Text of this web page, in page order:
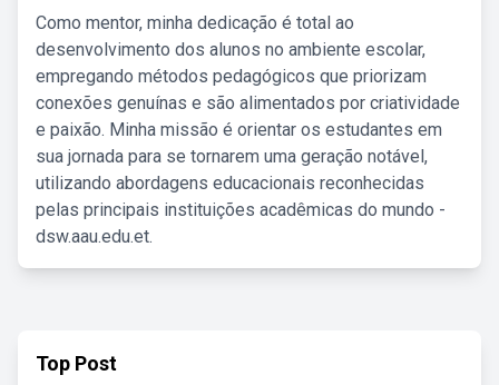
Como mentor, minha dedicação é total ao
desenvolvimento dos alunos no ambiente escolar,
empregando métodos pedagógicos que priorizam
conexões genuínas e são alimentados por criatividade
e paixão. Minha missão é orientar os estudantes em
sua jornada para se tornarem uma geração notável,
utilizando abordagens educacionais reconhecidas
pelas principais instituições acadêmicas do mundo -
dsw.aau.edu.et.
Top Post